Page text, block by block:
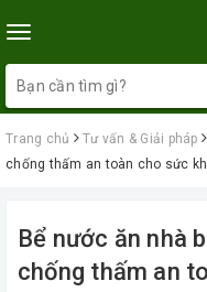
Toggle
navigation
Trang chủ Tư vấn & Giải pháp
chống thấm an toàn cho sức
Bể nước ăn nhà
chống thấm an